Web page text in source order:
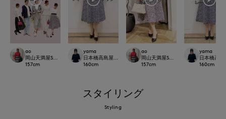
ao
岡山天満屋SUPERIORCLOSET
157cm
yama
日本橋高島屋SC SUPERIOR CLOSET
160cm
ao
岡山天満屋SUPERIORCLOSET
157cm
yama
日本橋高島
160cm
スタイリング
Styling